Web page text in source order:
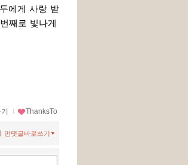
에게 사랑 받
째로 빛나게
ｌ ThanksTo
먼댓글바로쓰기